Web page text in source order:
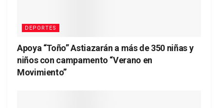
DEPORTES
Apoya “Toño” Astiazarán a más de 350 niñas y
niños con campamento “Verano en
Movimiento”